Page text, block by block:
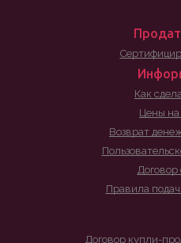
Как
Цены на
Возврат
Правила
Договор купли-